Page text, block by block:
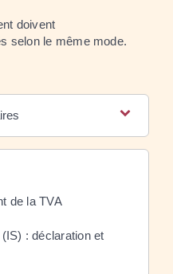
doivent
selon le même mode.
de la TVA
: déclaration et